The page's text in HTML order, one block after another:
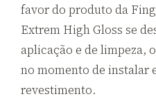
favor do produto da
Extrem High Gloss se
aplicação e de limpeza,
no momento de instalar
revestimento.